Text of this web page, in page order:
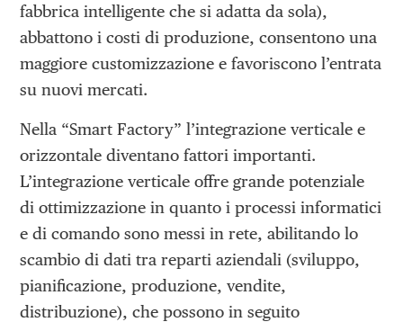
fabbrica intelligente che si adatta da sola),
abbattono i costi di produzione, consentono una
maggiore customizzazione e favoriscono l’entrata
su nuovi mercati.
Nella “Smart Factory” l’integrazione verticale e
orizzontale diventano fattori importanti.
L’integrazione verticale offre grande potenziale
di ottimizzazione in quanto i processi informatici
e di comando sono messi in rete, abilitando lo
scambio di dati tra reparti aziendali (sviluppo,
pianificazione, produzione, vendite,
distribuzione), che possono in seguito